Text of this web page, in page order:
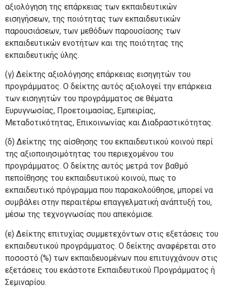
αξιολόγηση της επάρκειας των εκπαιδευτικών
εισηγήσεων, της ποιότητας των εκπαιδευτικών
παρουσιάσεων, των μεθόδων παρουσίασης των
εκπαιδευτικών ενοτήτων και της ποιότητας της
εκπαιδευτικής ύλης.
(γ) Δείκτης αξιολόγησης επάρκειας εισηγητών του
προγράμματος. Ο δείκτης αυτός αξιολογεί την επάρκεια
των εισηγητών του προγράμματος σε θέματα
Ευρυγνωσίας, Προετοιμασίας, Εμπειρίας,
Μεταδοτικότητας, Επικοινωνίας και Διαδραστικότητας.
(δ) Δείκτης της αίσθησης του εκπαιδευτικού κοινού περί
της αξιοποιησιμότητας του περιεχομένου του
προγράμματος. Ο δείκτης αυτός μετρά τον βαθμό
πεποίθησης του εκπαιδευτικού κοινού, πως το
εκπαιδευτικό πρόγραμμα που παρακολούθησε, μπορεί να
συμβάλει στην περαιτέρω επαγγελματική ανάπτυξή του,
μέσω της τεχνογνωσίας που απεκόμισε.
(ε) Δείκτης επιτυχίας συμμετεχόντων στις εξετάσεις του
εκπαιδευτικού προγράμματος. Ο δείκτης αναφέρεται στο
ποσοστό (%) των εκπαιδευομένων που επιτυγχάνουν στις
εξετάσεις του εκάστοτε Εκπαιδευτικού Προγράμματος ή
Σεμιναρίου.